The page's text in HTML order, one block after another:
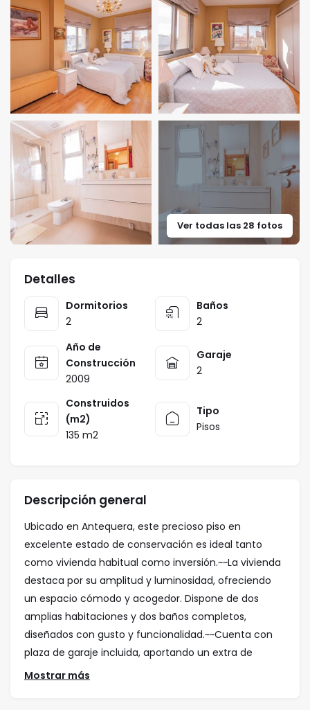
Ver todas las 28 fotos
Detalles
Dormitorios
2
Baños
2
Año de
Construcción
2009
Garaje
2
Construidos
(m2)
135 m2
Tipo
Pisos
Descripción general
Ubicado en Antequera, este precioso piso en
excelente estado de conservación es ideal tanto
como vivienda habitual como inversión.~~La vivienda
destaca por su amplitud y luminosidad, ofreciendo
un espacio cómodo y acogedor. Dispone de dos
amplias habitaciones y dos baños completos,
diseñados con gusto y funcionalidad.~~Cuenta con
plaza de garaje incluida, aportando un extra de
comodidad imprescindible hoy en día.~~Entre sus
Mostrar más